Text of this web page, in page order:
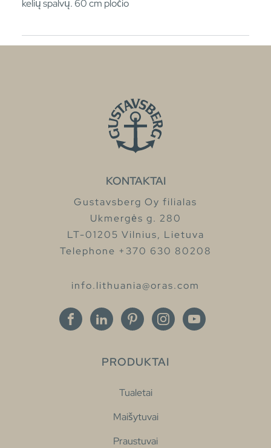
kelių spalvų. 60 cm pločio
KONTAKTAI
Gustavsberg Oy filialas
Ukmergės g. 280
LT-01205 Vilnius, Lietuva
Telephone +370 630 80208
info.lithuania@oras.com
PRODUKTAI
Tualetai
Maišytuvai
Praustuvai